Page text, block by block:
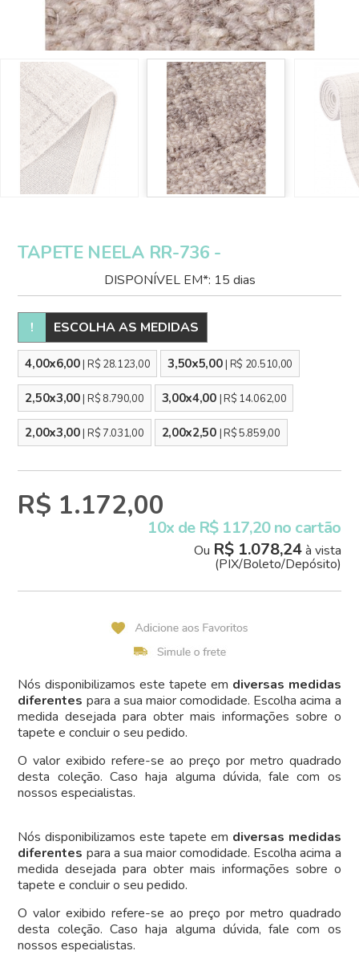
TAPETE NEELA RR-736 -
DISPONÍVEL EM*: 15 dias
! ESCOLHA AS MEDIDAS
4,00x6,00 | R$ 28.123,00 3,50x5,00 | R$ 20.510,00
2,50x3,00 | R$ 8.790,00 3,00x4,00 | R$ 14.062,00
2,00x3,00 | R$ 7.031,00 2,00x2,50 | R$ 5.859,00
R$ 1.172,00
10x de R$ 117,20 no cartão
Ou R$ 1.078,24à vista
(PIX/Boleto/Depósito)
Nós disponibilizamos este tapete em diversas medidas
diferentes para a sua maior comodidade. Escolha acima a
medida desejada para obter mais informações sobre o
tapete e concluir o seu pedido.
O valor exibido refere-se ao preço por metro quadrado
desta coleção. Caso haja alguma dúvida, fale com os
nossos especialistas.
Nós disponibilizamos este tapete em diversas medidas
diferentes para a sua maior comodidade. Escolha acima a
medida desejada para obter mais informações sobre o
tapete e concluir o seu pedido.
O valor exibido refere-se ao preço por metro quadrado
desta coleção. Caso haja alguma dúvida, fale com os
nossos especialistas.